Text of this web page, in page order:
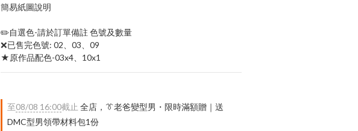
簡易紙圖說明
✏️自選色-請於訂單備註 色號及數量
❌已售完色號: 02、03、09
★原作品配色-03x4、10x1
至08/08 16:00截止 全店，👔老爸變型男・限時滿額贈｜送
DMC型男領帶材料包1份